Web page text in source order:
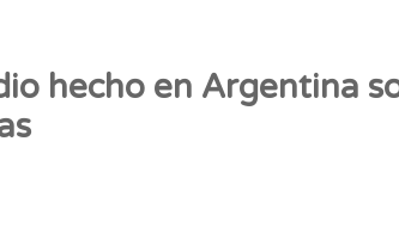
hecho en Argentina